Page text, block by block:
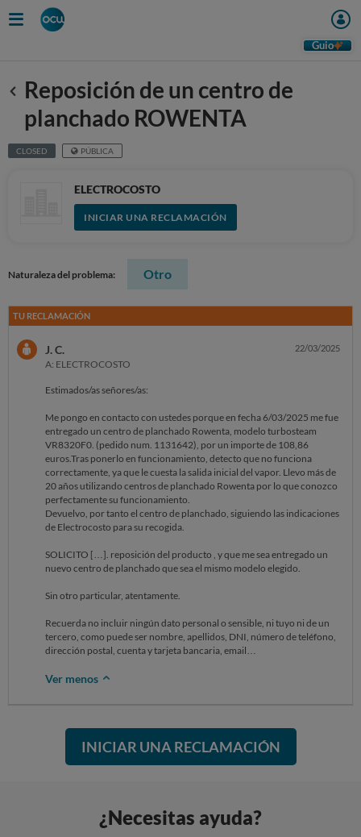
Guio
Anterior
Reposición de un centro de
planchado ROWENTA
CLOSED PÚBLICA
ELECTROCOSTO
INICIAR UNA RECLAMACIÓN
Naturaleza del problema: Otro
TU RECLAMACIÓN
J. C.
A: ELECTROCOSTO
22/03/2025
Estimados/as señores/as:
Me pongo en contacto con ustedes porque en fecha 6/03/2025 me fue
entregado un centro de planchado Rowenta, modelo turbosteam
VR8320F0. (pedido num. 1131642), por un importe de 108,86
euros.Tras ponerlo en funcionamiento, detecto que no funciona
correctamente, ya que le cuesta la salida inicial del vapor. Llevo más de
20 años utilizando centros de planchado Rowenta por lo que conozco
perfectamente su funcionamiento.
Devuelvo, por tanto el centro de planchado, siguiendo las indicaciones
de Electrocosto para su recogida.
SOLICITO […]. reposición del producto , y que me sea entregado un
nuevo centro de planchado que sea el mismo modelo elegido.
Sin otro particular, atentamente.
Recuerda no incluir ningún dato personal o sensible, ni tuyo ni de un
tercero, como puede ser nombre, apellidos, DNI, número de teléfono,
dirección postal, cuenta y tarjeta bancaria, email…
Ver menos
INICIAR UNA RECLAMACIÓN
¿Necesitas ayuda?